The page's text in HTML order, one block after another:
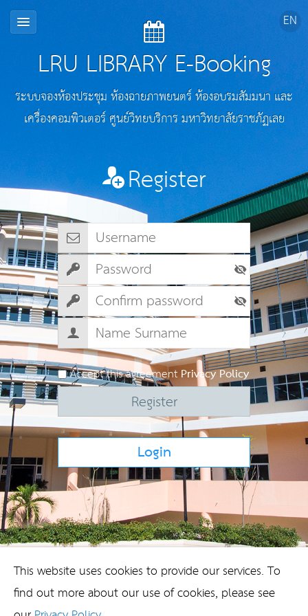
LRU LIBRARY E-Booking
ระบบจองห้องประชุม ห้องฉายภาพยนตร์ ห้องอบรมสัมมนา และ
เครื่องคอมพิวเตอร์ ศูนย์วิทยบริการ มหาวิทยาลัยราชภัฏเลย
Register
Accept this agreementPrivacy Policy
Register
Login
This website uses cookies to provide our services. To
find out more about our use of cookies, please see